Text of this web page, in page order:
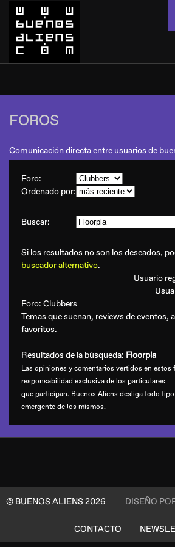
FOROS
Comunicación directa entre usuarios de
Foro:
Ordenado por:
Buscar:
Si los resultados no son los deseados,
buscador alternativo.
Usuario
Foro: Clubbers
Temas que suenan, reviews de eventos,
favoritos.
Resultados de la búsqueda: Floorpla
Las opiniones y comentarios vertidos en estos
responsabilidad exclusiva de los particulares
que participan. Buenos Aliens desliga todo
emergente de los mismos.
© BUENOS ALIENS 2026 DISEÑO
CONTACTO